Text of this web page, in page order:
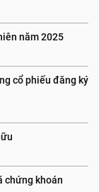
cổ phiếu đăng ký
chứng khoán